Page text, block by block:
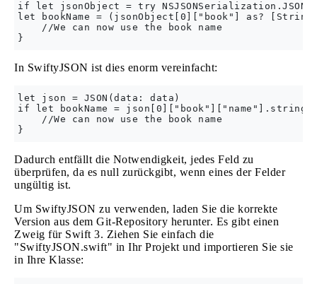
if let jsonObject = try
let bookName = (jsonObject[0]["book"] as?
    //We can now use the book name
In SwiftyJSON ist dies enorm vereinfacht:
let json = JSON(data: data)
if let bookName = json[0]["book"]["name"].string
    //We can now use the book name
Dadurch entfällt die Notwendigkeit, jedes Feld zu
überprüfen, da es null zurückgibt, wenn eines der Felder
ungültig ist.
Um SwiftyJSON zu verwenden, laden Sie die korrekte
Version aus dem Git-Repository herunter. Es gibt einen
Zweig für Swift 3. Ziehen Sie einfach die
"SwiftyJSON.swift" in Ihr Projekt und importieren Sie sie
in Ihre Klasse: